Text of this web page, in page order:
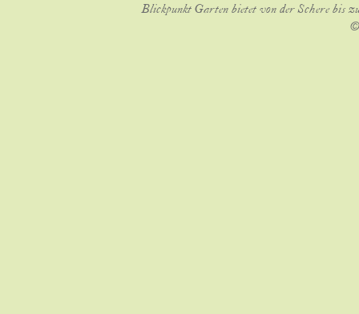
Blickpunkt Garten bietet von der Schere bis